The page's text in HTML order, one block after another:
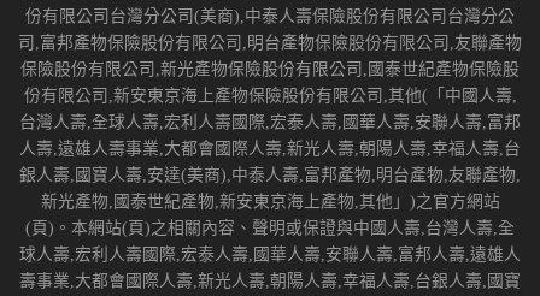
份有限公司台灣分公司(美商),中泰人壽保險股份有限公司台灣分公
司,富邦產物保險股份有限公司,明台產物保險股份有限公司,友聯產物
保險股份有限公司,新光產物保險股份有限公司,國泰世紀產物保險股
份有限公司,新安東京海上產物保險股份有限公司,其他(「中國人壽,
台灣人壽,全球人壽,宏利人壽國際,宏泰人壽,國華人壽,安聯人壽,富邦
人壽,遠雄人壽事業,大都會國際人壽,新光人壽,朝陽人壽,幸福人壽,台
銀人壽,國寶人壽,安達(美商),中泰人壽,富邦產物,明台產物,友聯產物,
新光產物,國泰世紀產物,新安東京海上產物,其他」)之官方網站
(頁)。本網站(頁)之相關內容、聲明或保證與中國人壽,台灣人壽,全
球人壽,宏利人壽國際,宏泰人壽,國華人壽,安聯人壽,富邦人壽,遠雄人
壽事業,大都會國際人壽,新光人壽,朝陽人壽,幸福人壽,台銀人壽,國寶